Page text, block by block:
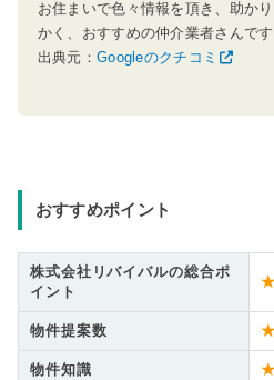
お住まいで色々情報を頂き、助か
かく、おすすめの仲介業者さんです
出典元： Googleのクチコミ
おすすめポイント
株式会社リバイバルの総合ポ
イント
物件提案数
物件知識